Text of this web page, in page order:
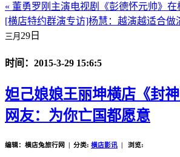
« 董勇罗刚主演电视剧《彭德怀元帅》
[横店特约群演专访]杨慧：越演越适合做
三月 29日
时间：2015-3-29 15:6:5
妲己娘娘王丽坤横店《封神
网友：为你亡国都愿意
编辑：横店兔旅行网 | 分类: 横店影讯 | 浏览: